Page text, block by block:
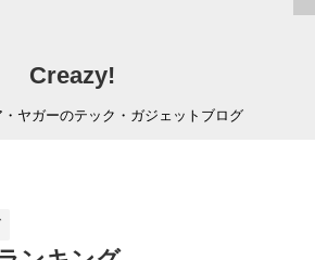
Creazy!
ヤガーのテック・ガジェットブログ